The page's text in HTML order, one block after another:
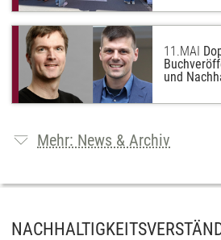
11.MAI
und
Mehr: News & Archiv